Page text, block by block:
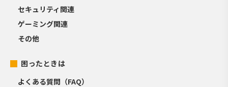
セキュリティ関連
ゲーミング関連
その他
困ったときは
よくある質問（FAQ）